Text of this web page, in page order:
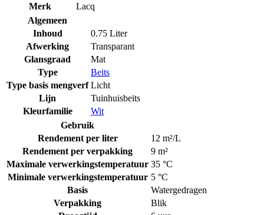
Merk
Lacq
Algemeen
Inhoud
0.75 Liter
Afwerking
Transparant
Glansgraad
Mat
Type
Beits
Type basis mengverf Licht
Lijn
Tuinhuisbeits
Kleurfamilie
Wit
Gebruik
Rendement per liter
12 m²/L
Rendement per verpakking
9 m²
Maximale verwerkingstemperatuur 35 °C
Minimale verwerkingstemperatuur 5 °C
Basis
Watergedragen
Verpakking
Blik